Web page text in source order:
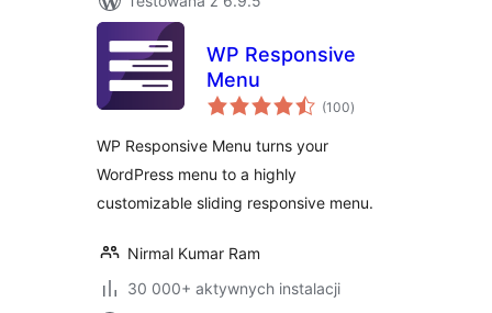
WP Responsive
Menu
(100wszystkich
ocen
)
WP Responsive Menu turns your
WordPress menu to a highly
customizable sliding responsive menu.
Nirmal Kumar Ram
30 000+ aktywnych instalacji